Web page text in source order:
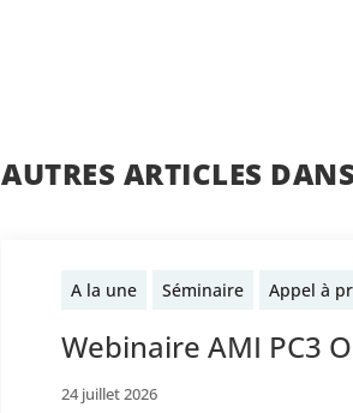
AUTRES ARTICLES
A la une Séminaire Appel à
Webinaire AMI PC3
24 juillet 2026